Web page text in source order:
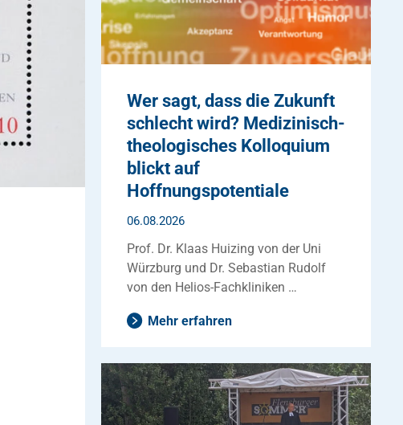
Wer sagt, dass die Zukunft
schlecht wird? Medizinisch-
theologisches Kolloquium
blickt auf
Hoffnungspotentiale
06.08.2026
Prof. Dr. Klaas Huizing von der Uni
Würzburg und Dr. Sebastian Rudolf
von den Helios-Fachkliniken …
Mehr erfahren